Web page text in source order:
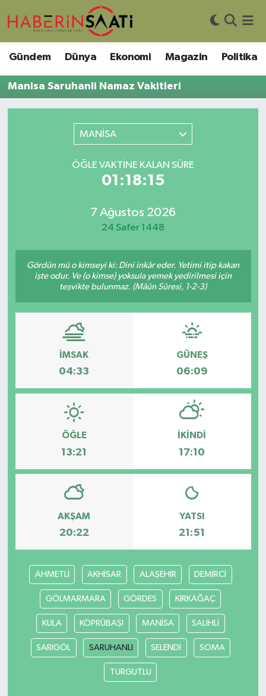
Gündem Dünya Ekonomi Magazin Politika
Manisa Saruhanli Namaz Vakitleri
MANİSA
ÖĞLE VAKTINE KALAN SÜRE
01:18:15
7 Ağustos 2026
24 Safer 1448
Gördün mü o kimseyi ki: Dini inkâr eder. Yetimi itip kakan
işte odur. Ve (o kimse) yoksula yemek yedirilmesi için
teşvikte bulunmaz. (Mâûn Sûresi, 1-2-3)
İMSAK
04:33
GÜNEŞ
06:09
ÖĞLE
13:21
İKINDI
17:10
AKŞAM
20:22
YATSI
21:51
AHMETLİ AKHİSAR ALAŞEHİR DEMİRCİ
GÖLMARMARA GÖRDES KIRKAĞAÇ
KULA KÖPRÜBAŞI MANİSA SALİHLİ
SARIGÖL SARUHANLI SELENDİ SOMA
TURGUTLU
Asayiş
Bilim ve Teknoloji
DIŞ HABER
Gündem
Kültür-Sanat
Podcast
Politika
Sağlık
Siyaset
Nöbetçi Eczaneler
Hava Durumu
Süper Lig Puan Durumu ve Fikstür
Tüm Manşetler